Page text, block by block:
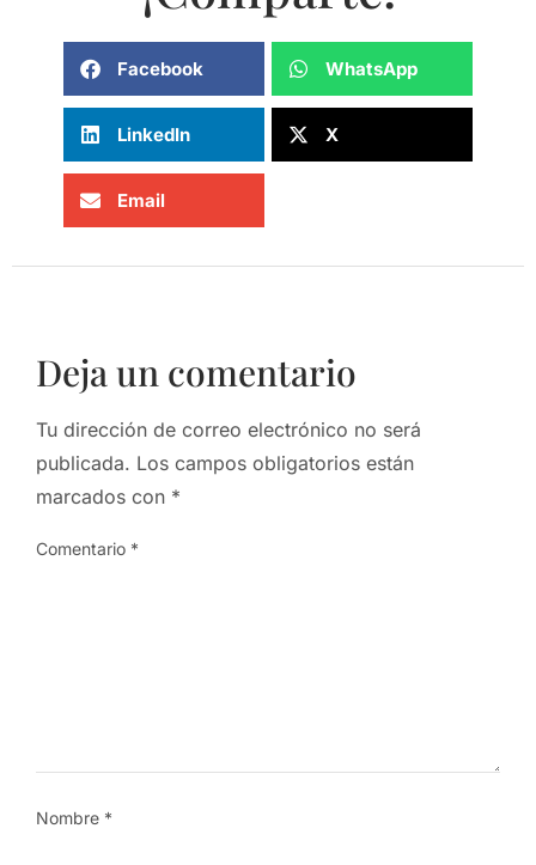
Facebook WhatsApp
LinkedIn X
Email
Deja un comentario
Tu dirección de correo electrónico no será
publicada. Los campos obligatorios están
marcados con *
Comentario *
Nombre *